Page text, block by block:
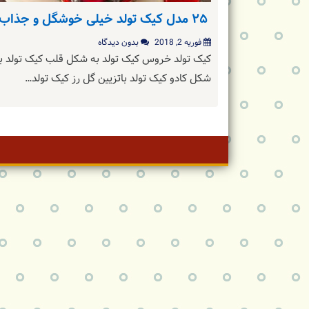
۲۵ مدل کیک تولد خیلی خوشگل و جذاب
فوریه 2, 2018 بدون دیدگاه
کیک تولد خروس کیک تولد به شکل قلب کیک تولد
شکل کادو کیک تولد باتزیین گل رز کیک تولد…